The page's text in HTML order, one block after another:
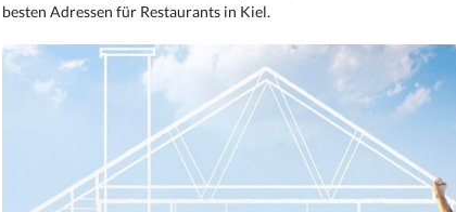
besten Adressen für Restaurants in Kiel.